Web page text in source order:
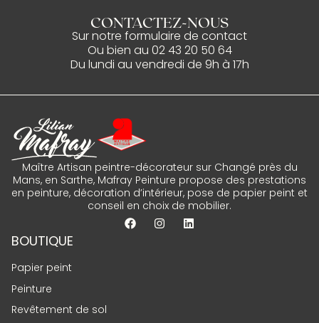
CONTACTEZ-NOUS
Sur notre formulaire de contact
Ou bien au 02 43 20 50 64
Du lundi au vendredi de 9h à 17h
Maître Artisan peintre-décorateur sur Changé près du
Mans, en Sarthe, Mafray Peinture propose des prestations
en peinture, décoration d’intérieur, pose de papier peint et
conseil en choix de mobilier.
BOUTIQUE
Papier peint
Peinture
Revêtement de sol